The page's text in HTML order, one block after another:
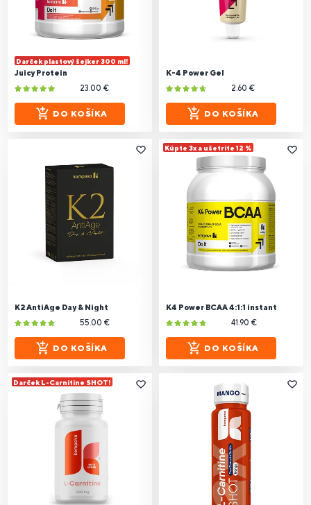
Darček plastový šejker 300 ml!
Juicy Protein
23.00 €
DO KOŠÍKA
K-4 Power Gel
2.60 €
DO KOŠÍKA
K2 AntiAge Day & Night
55.00 €
DO KOŠÍKA
Kúpte 3x a ušetrite 12 %
K4 Power BCAA 4:1:1 instant
41.90 €
DO KOŠÍKA
Darček L-Carnitine SHOT!